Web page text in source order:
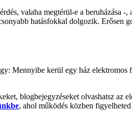
valaha megtérül-e a
hatásfokkal dolgozik. Erősen
Mennyibe kerül egy ház elektromos
blogbejegyzéseket olvashatsz az
, ahol működés közben